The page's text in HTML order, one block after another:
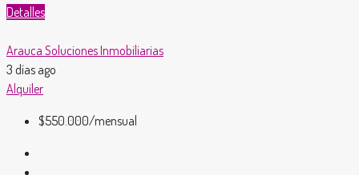
Detalles
Arauca Soluciones Inmobiliarias
3 días ago
Alquiler
$550.000/mensual